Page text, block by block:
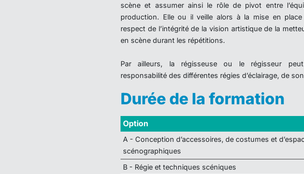
scène et assumer ainsi le rôle de pivot entre
production. Elle ou il veille alors à la mise en
respect de l’intégrité de la vision artistique de la
en scène durant les répétitions.
Par ailleurs, la régisseuse ou le régisseur
responsabilité des différentes régies d’éclairage, de
Durée de la formation
Option
A - Conception d’accessoires, de costumes et
scénographiques
B - Régie et techniques scéniques